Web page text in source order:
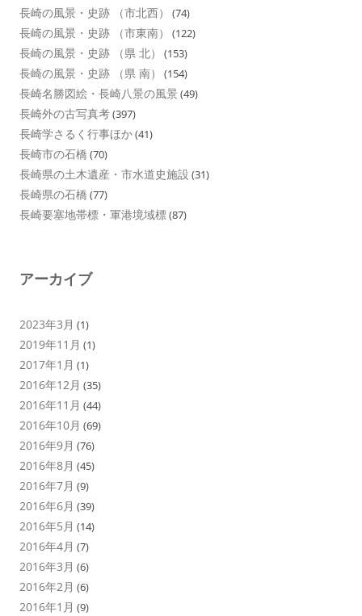
長崎の風景・史跡 （市北西） (74)
長崎の風景・史跡 （市東南） (122)
長崎の風景・史跡 （県 北） (153)
長崎の風景・史跡 （県 南） (154)
長崎名勝図絵・長崎八景の風景 (49)
長崎外の古写真考(397)
長崎学さるく行事ほか(41)
長崎市の石橋 (70)
長崎県の土木遺産・市水道史施設 (31)
長崎県の石橋 (77)
長崎要塞地帯標・軍港境域標(87)
アーカイブ
2023年3月 (1)
2019年11月 (1)
2017年1月 (1)
2016年12月 (35)
2016年11月 (44)
2016年10月 (69)
2016年9月 (76)
2016年8月 (45)
2016年7月 (9)
2016年6月 (39)
2016年5月 (14)
2016年4月 (7)
2016年3月 (6)
2016年2月 (6)
2016年1月 (9)